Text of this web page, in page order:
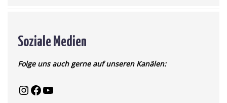
Soziale Medien
Folge uns auch gerne auf unseren Kanälen: